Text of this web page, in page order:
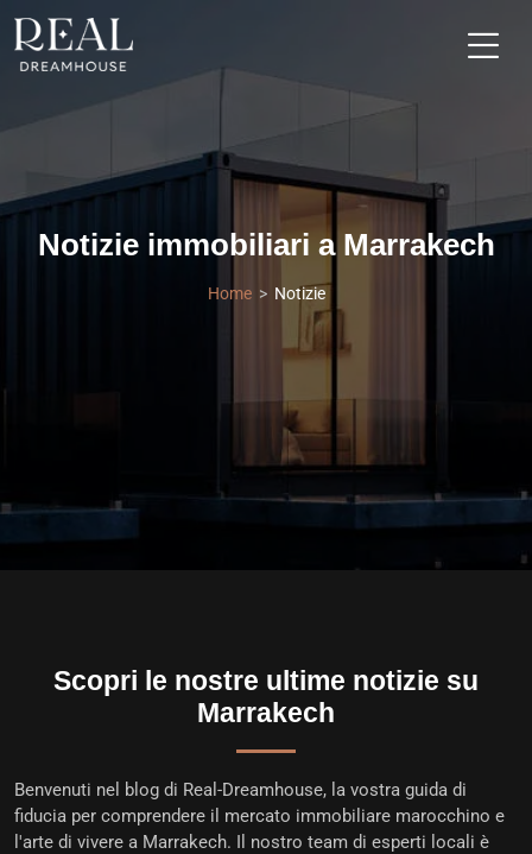
Notizie immobiliari a Marrakech
Home Notizie
Scopri le nostre ultime notizie su
Marrakech
Benvenuti nel blog di Real-Dreamhouse, la vostra guida di
fiducia per comprendere il mercato immobiliare marocchino e
l'arte di vivere a Marrakech. Il nostro team di esperti locali è